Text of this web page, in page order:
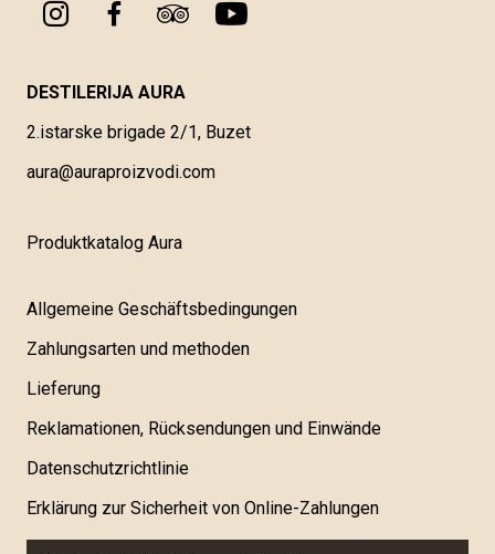
DESTILERIJA AURA
2.istarske brigade 2/1, Buzet
aura@auraproizvodi.com
Produktkatalog Aura
Allgemeine Geschäftsbedingungen
Zahlungsarten und methoden
Lieferung
Reklamationen, Rücksendungen und Einwände
Datenschutzrichtlinie
Erklärung zur Sicherheit von Online-Zahlungen